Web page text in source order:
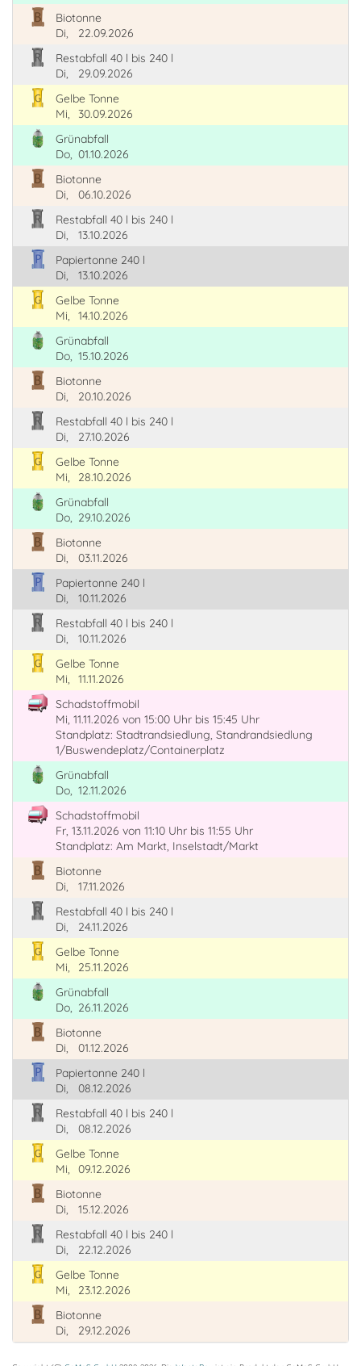
Biotonne
Di,
22.09.2026
Restabfall 40 l bis 240 l
Di,
29.09.2026
Gelbe Tonne
Mi,
30.09.2026
Grünabfall
Do, 01.10.2026
Biotonne
Di,
06.10.2026
Restabfall 40 l bis 240 l
Di,
13.10.2026
Papiertonne 240 l
Di,
13.10.2026
Gelbe Tonne
Mi,
14.10.2026
Grünabfall
Do, 15.10.2026
Biotonne
Di,
20.10.2026
Restabfall 40 l bis 240 l
Di,
27.10.2026
Gelbe Tonne
Mi,
28.10.2026
Grünabfall
Do, 29.10.2026
Biotonne
Di,
03.11.2026
Papiertonne 240 l
Di,
10.11.2026
Restabfall 40 l bis 240 l
Di,
10.11.2026
Gelbe Tonne
Mi,
11.11.2026
Schadstoffmobil
Mi, 11.11.2026 von 15:00 Uhr bis 15:45 Uhr
Standplatz: Stadtrandsiedlung, Standrandsiedlung
1/Buswendeplatz/Containerplatz
Grünabfall
Do, 12.11.2026
Schadstoffmobil
Fr, 13.11.2026 von 11:10 Uhr bis 11:55 Uhr
Standplatz: Am Markt, Inselstadt/Markt
Biotonne
Di,
17.11.2026
Restabfall 40 l bis 240 l
Di,
24.11.2026
Gelbe Tonne
Mi,
25.11.2026
Grünabfall
Do, 26.11.2026
Biotonne
Di,
01.12.2026
Papiertonne 240 l
Di,
08.12.2026
Restabfall 40 l bis 240 l
Di,
08.12.2026
Gelbe Tonne
Mi,
09.12.2026
Biotonne
Di,
15.12.2026
Restabfall 40 l bis 240 l
Di,
22.12.2026
Gelbe Tonne
Mi,
23.12.2026
Biotonne
Di,
29.12.2026